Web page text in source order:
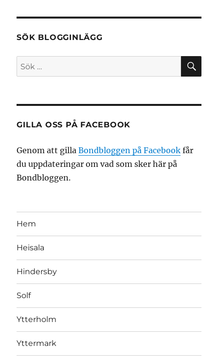
SÖK BLOGGINLÄGG
Sök
efter:
GILLA OSS PÅ FACEBOOK
Genom att gillaBondbloggen på Facebook får
du uppdateringar om vad som sker här på
Bondbloggen.
Hem
Heisala
Hindersby
Solf
Ytterholm
Yttermark